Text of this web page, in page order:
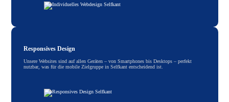
Responsives Design
Unsere Websites sind auf allen Geräten – von Smartphones bis Desktops – perfekt
nutzbar, was für die mobile Zielgruppe in Selfkant entscheidend ist.